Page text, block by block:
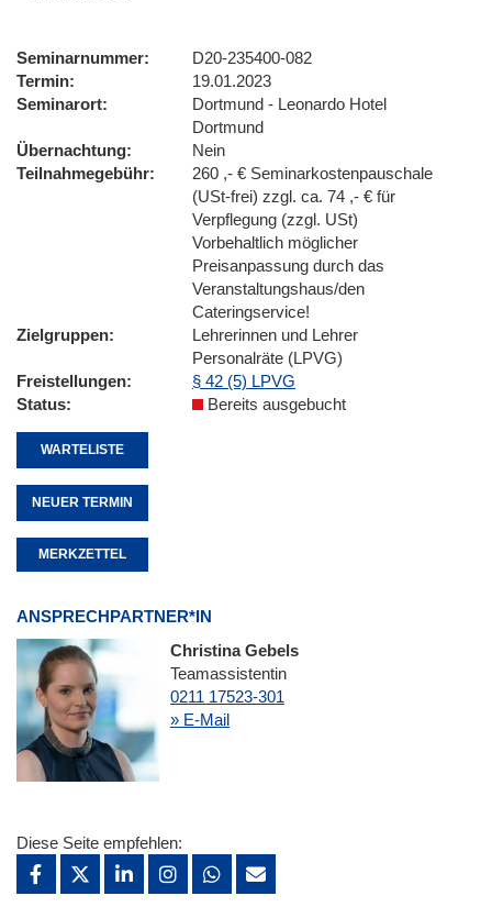
Seminarnummer
D20-235400-082
Termin
19.01.2023
Seminarort
Dortmund - Leonardo Hotel
Dortmund
Übernachtung
Nein
Teilnahmegebühr
260 ,- € Seminarkostenpauschale
(USt-frei) zzgl. ca. 74 ,- € für
Verpflegung (zzgl. USt)
Vorbehaltlich möglicher
Preisanpassung durch das
Veranstaltungshaus/den
Cateringservice!
Zielgruppen
Lehrerinnen und Lehrer
Personalräte (LPVG)
Freistellungen
§ 42 (5) LPVG
Status
Bereits ausgebucht
WARTELISTE
NEUER TERMIN
MERKZETTEL
ANSPRECHPARTNER*IN
Christina Gebels
Teamassistentin
0211 17523-301
» E-Mail
Diese Seite empfehlen: